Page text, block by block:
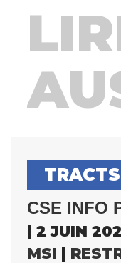
TRACTS
CSE INFO
| 2 JUIN
MSI |